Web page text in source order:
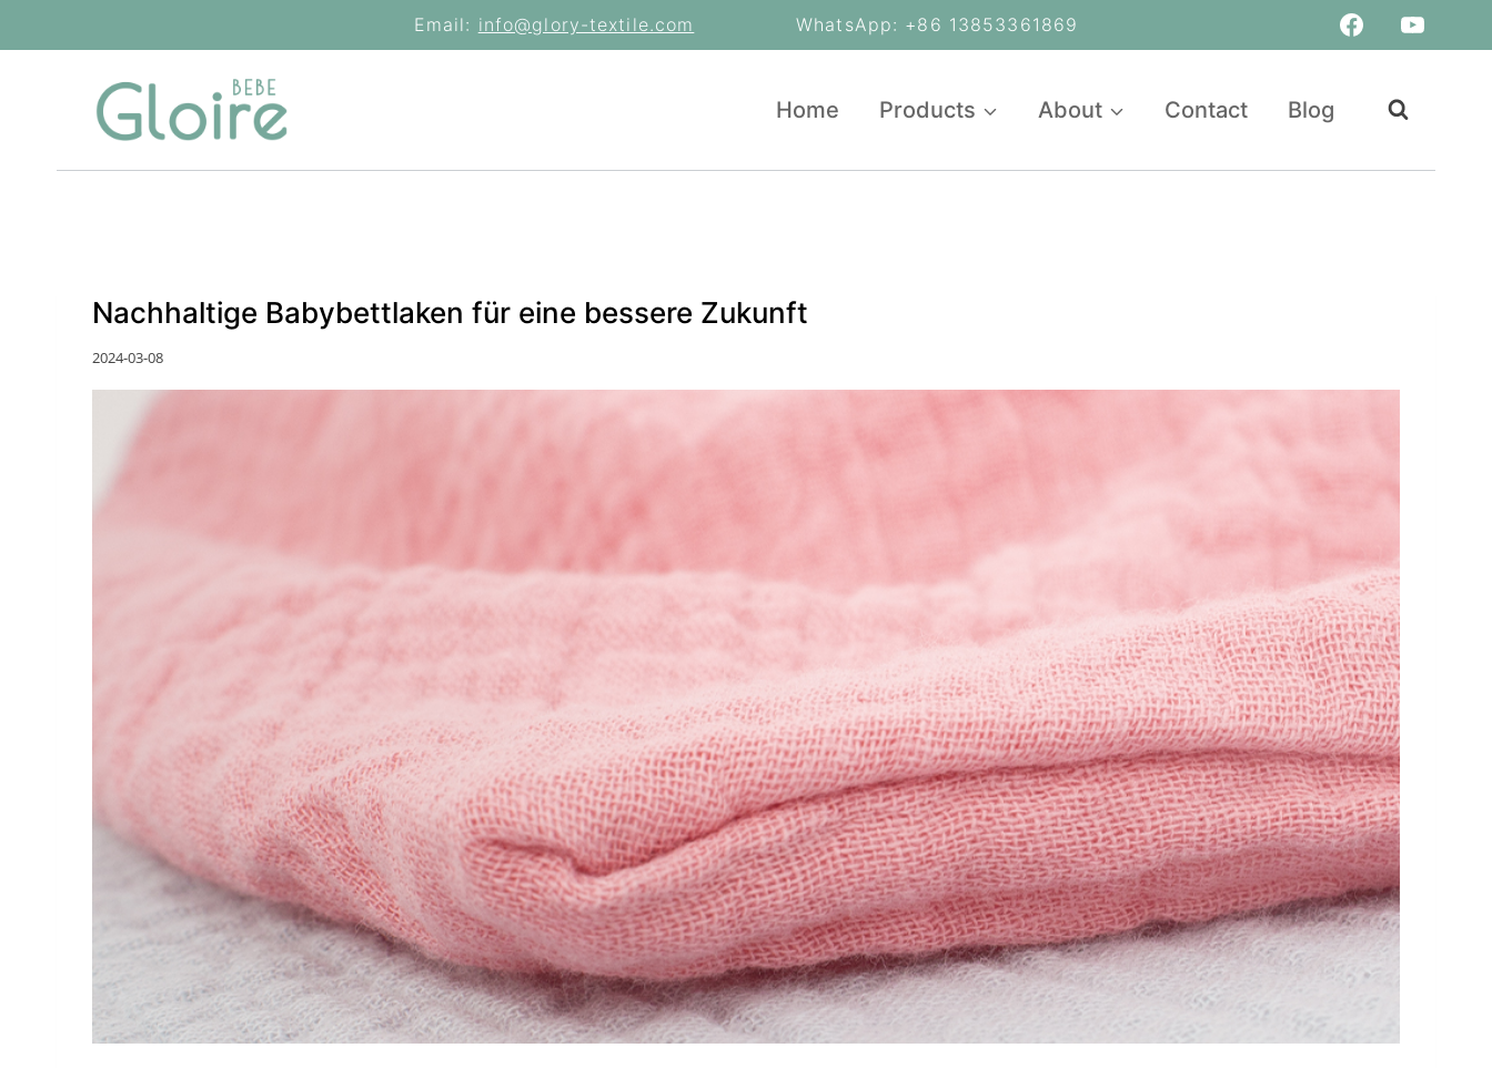
to
Email: info@glory-textile.com WhatsApp: +86 13853361869
Home Products About Contact Blog
Nachhaltige Babybettlaken für eine bessere Zukunft
2024-03-08